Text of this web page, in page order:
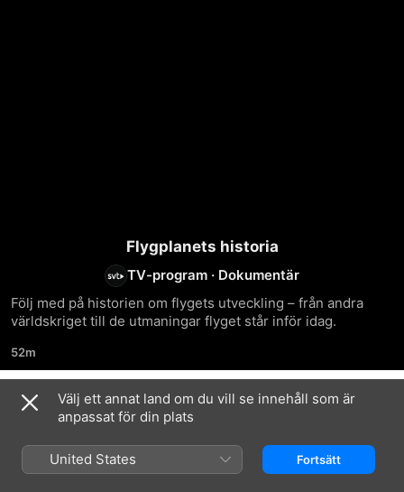
Flygplanets historia
TV-program · Dokumentär
Följ med på historien om flygets utveckling – från andra
världskriget till de utmaningar flyget står inför idag.
52m
Säsong 1
Välj ett annat land om du vill se innehåll som är
anpassat för din plats
United States Fortsätt